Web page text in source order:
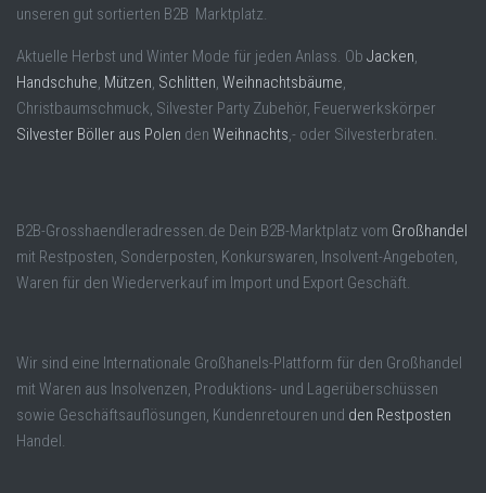
unseren gut sortierten B2B Marktplatz.
Aktuelle Herbst und Winter Mode für jeden Anlass. Ob Jacken,
Handschuhe, Mützen, Schlitten, Weihnachtsbäume,
Christbaumschmuck, Silvester Party Zubehör, Feuerwerkskörper
Silvester Böller aus Polen den Weihnachts,- oder Silvesterbraten.
B2B-Grosshaendleradressen.de Dein B2B-Marktplatz vom Großhandel
mit Restposten, Sonderposten, Konkurswaren, Insolvent-Angeboten,
Waren für den Wiederverkauf im Import und Export Geschäft.
Wir sind eine Internationale Großhanels-Plattform für den Großhandel
mit Waren aus Insolvenzen, Produktions- und Lagerüberschüssen
sowie Geschäftsauflösungen, Kundenretouren und den Restposten
Handel.